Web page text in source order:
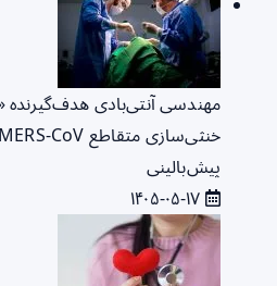
مهندسی آنتی‌بادی
پیش‌بالینی